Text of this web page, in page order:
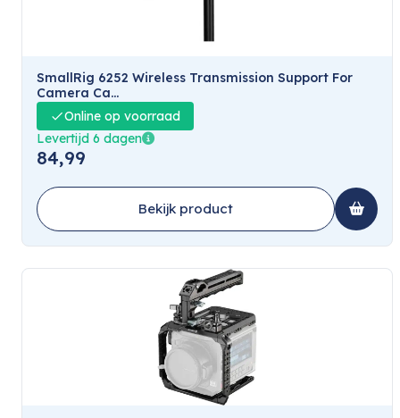
SmallRig 6252 Wireless Transmission Support For
Camera Ca...
Online op voorraad
Levertijd 6 dagen
84,99
Bekijk product